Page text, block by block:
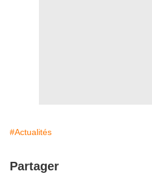
#Actualités
Partager